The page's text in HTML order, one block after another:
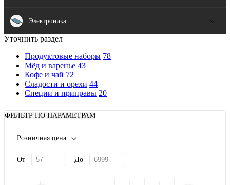
Электроника
Уточнить раздел
Продуктовые наборы 78
Мёд и варенье 43
Кофе и чай 72
Сладости и орехи 44
Специи и приправы 20
ФИЛЬТР ПО ПАРАМЕТРАМ
Розничная цена
От До